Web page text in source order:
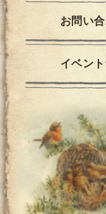
お問い
イベン